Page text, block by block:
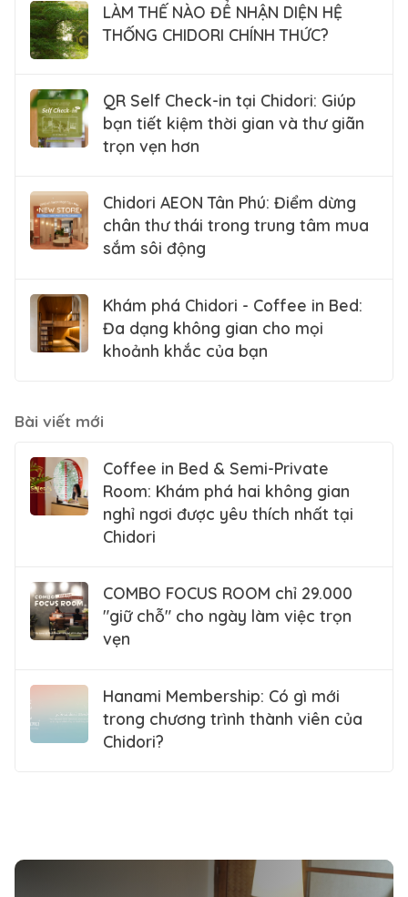
LÀM THẾ NÀO ĐỂ NHẬN DIỆN HỆ
THỐNG CHIDORI CHÍNH THỨC?
QR Self Check-in tại Chidori: Giúp
bạn tiết kiệm thời gian và thư giãn
trọn vẹn hơn
Chidori AEON Tân Phú: Điểm dừng
chân thư thái trong trung tâm mua
sắm sôi động
Khám phá Chidori - Coffee in Bed:
Đa dạng không gian cho mọi
khoảnh khắc của bạn
Bài viết mới
Coffee in Bed & Semi-Private
Room: Khám phá hai không gian
nghỉ ngơi được yêu thích nhất tại
Chidori
COMBO FOCUS ROOM chỉ 29.000
"giữ chỗ" cho ngày làm việc trọn
vẹn
Hanami Membership: Có gì mới
trong chương trình thành viên của
Chidori?